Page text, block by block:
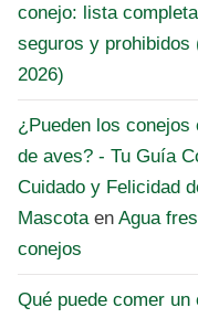
conejo: lista
seguros y prohibidos
2026)
¿Pueden los conejos
de aves? - Tu Guía
Cuidado y Felicidad
Mascota en Agua
conejos
Qué puede comer un